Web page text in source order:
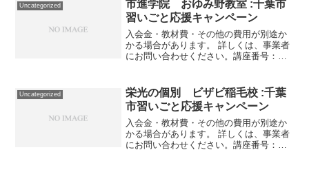
Uncategorized
市進学院 おゆみ野教室 :千葉市
習いごと応援キャンペーン
入会金・教材費・その他の費用が別途か
かる場合があります。 詳しくは、事業者
にお問い合わせください。講座番号：
2021/12/31パンセフロンティ...
Uncategorized
栄光の個別 ビザビ稲毛校 :千葉
市習いごと応援キャンペーン
入会金・教材費・その他の費用が別途か
かる場合があります。 詳しくは、事業者
にお問い合わせください。講座番号：